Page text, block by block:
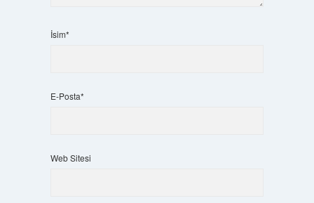
İsim*
E-Posta*
Web Sitesi